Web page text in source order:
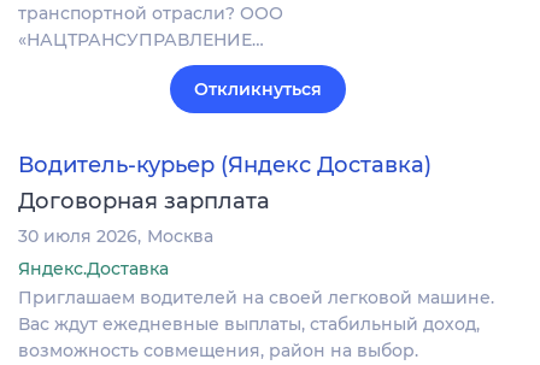
транспортной отрасли? ООО
«НАЦТРАНСУПРАВЛЕНИЕ…
Откликнуться
Водитель-курьер (Яндекс Доставка)
Договорная зарплата
30 июля 2026 Москва
Яндекс.Доставка
Приглашаем водителей на своей легковой машине.
Вас ждут ежедневные выплаты, стабильный доход,
возможность совмещения, район на выбор.